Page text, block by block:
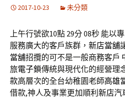
2017-10-23 未分類
上午行號欲10點 29分 08秒 能以
服務廣大的客戶族群， 新店當舖
當舖招攬的可不是一般商務客戶
旅電子鎖傳統與現代化的經營理
款高層次的全台幼稚園老師高雄
借款,神人及事業更加順利 新店汽